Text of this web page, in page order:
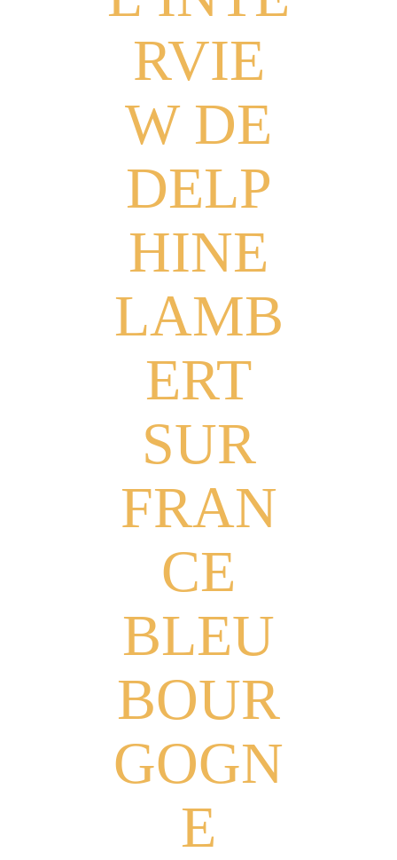
RVIE
W DE
DELP
HINE
LAMB
ERT
SUR
FRAN
CE
BLEU
BOUR
GOGN
E